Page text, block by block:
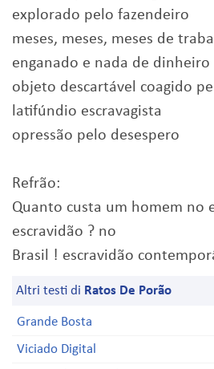
explorado pelo fazendeiro
meses, meses, meses de
enganado e nada de dinheiro
objeto descartável coagido
latifúndio escravagista
opressão pelo desespero
Refrão:
Quanto custa um homem no
escravidão ? no
Brasil ! escravidão
Altri testi di Ratos De Porão
Grande Bosta
Viciado Digital